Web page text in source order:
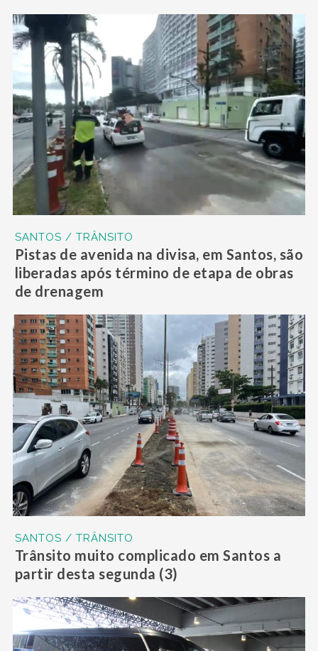
SANTOS / TRÂNSITO
Pistas de avenida na divisa, em Santos, são
liberadas após término de etapa de obras
de drenagem
SANTOS / TRÂNSITO
Trânsito muito complicado em Santos a
partir desta segunda (3)